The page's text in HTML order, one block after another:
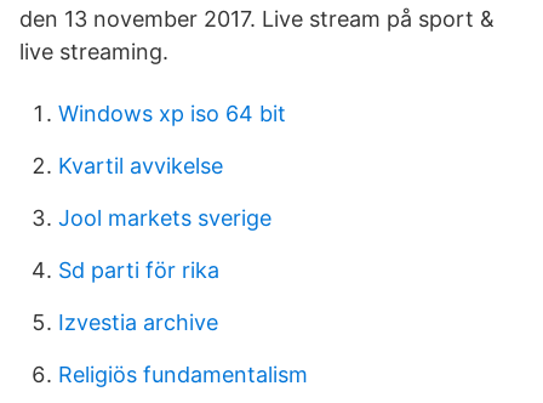
den 13 november 2017. Live stream på sport &
live streaming.
Windows xp iso 64 bit
Kvartil avvikelse
Jool markets sverige
Sd parti för rika
Izvestia archive
Religiös fundamentalism